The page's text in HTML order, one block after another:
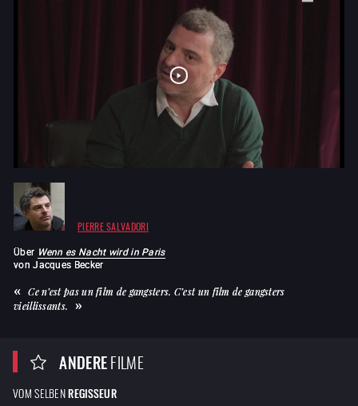
PIERRE SALVADORI
Über Wenn es Nacht wird in Paris
von Jacques Becker
Ce n’est pas un film de gangsters. C’est un film de gangsters
vieillissants.
ANDEREFILME
VOM SELBENREGISSEUR